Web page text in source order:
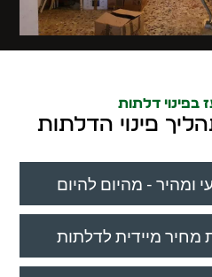
בפינוי דלתות
פינוי הדלתות
ומהיר - מהיום להיום
מחיר מיידית לדלתות